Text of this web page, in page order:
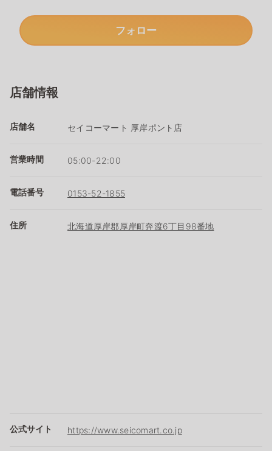
フォロー
店舗情報
店舗名 セイコーマート 厚岸ポント店
営業時間 05:00-22:00
電話番号 0153-52-1855
住所 北海道厚岸郡厚岸町奔渡6丁目98番地
公式サイト https://www.seicomart.co.jp